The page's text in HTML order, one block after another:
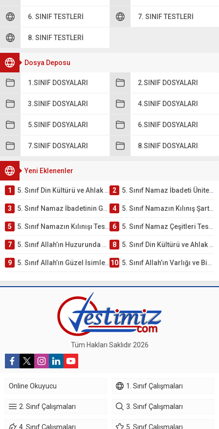
6. SINIF TESTLERI 7. SINIF TESTLERI
8. SINIF TESTLERI
Dosya Deposu
1.SINIF DOSYALARI 2.SINIF DOSYALARI
3.SINIF DOSYALARI 4.SINIF DOSYALARI
5.SINIF DOSYALARI 6.SINIF DOSYALARI
7.SINIF DOSYALARI 8.SINIF DOSYALARI
Yeni Eklenenler
1 5. Sınıf Din Kültürü ve Ahlak Bilgisi 2. Ünite: Namaz İbadeti Çalışmaları 2 5. Sınıf Namaz İbadeti Ünite Testi – Online Çöz
3 5. Sınıf Namaz İbadetinin Getirdiği Faydalar Testi 4 5. Sınıf Namazın Kılınış Şartları Testi
5 5. Sınıf Namazın Kılınışı Testi – Online Çöz 6 5. Sınıf Namaz Çeşitleri Testi – Online Çöz
7 5. Sınıf Allah’ın Huzurunda Olmak – Namaz İbadeti Testi 8 5. Sınıf Din Kültürü ve Ahlak Bilgisi 1. Ünite: Allah İnancı Çalışmaları
9 5. Sınıf Allah’ın Güzel İsimleri Testi – Online Çöz 10 5. Sınıf Allah’ın Varlığı ve Birliği Testi – Online Çöz
Tüm Hakları Saklıdır 2026
Online Okuyucu 1. Sınıf Çalışmaları
2. Sınıf Çalışmaları 3. Sınıf Çalışmaları
4. Sınıf Çalışmaları 5. Sınıf Çalışmaları